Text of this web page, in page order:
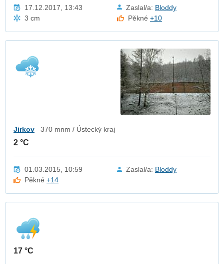
17.12.2017, 13:43 Zaslal/a: Bloddy
3 cm
Pěkné+10
Jirkov 370 mnm / Ústecký kraj
2 °C
01.03.2015, 10:59 Zaslal/a: Bloddy
Pěkné+14
17 °C